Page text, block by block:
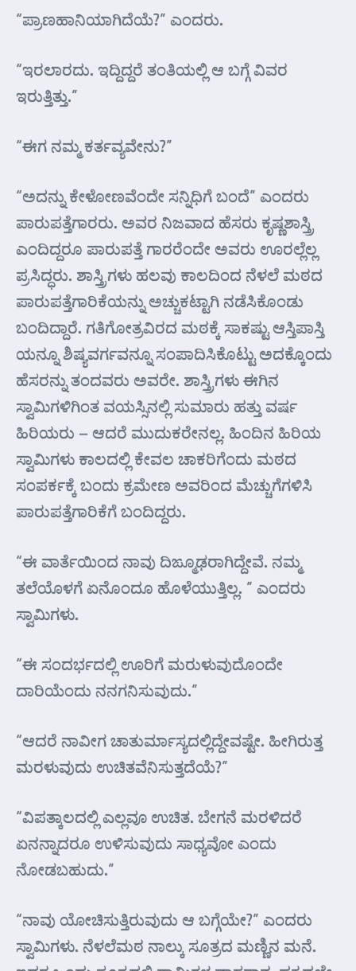
“ಪ್ರಾಣಹಾನಿಯಾಗಿದೆಯೆ?” ಎಂದರು.
“ಇರಲಾರದು. ಇದ್ದಿದ್ದರೆ ತಂತಿಯಲ್ಲಿ ಆ ಬಗ್ಗೆ ವಿವರ
ಇರುತ್ತಿತ್ತು.”
“ಈಗ ನಮ್ಮ ಕರ್ತವ್ಯವೇನು?”
“ಅದನ್ನು ಕೇಳೋಣವೆಂದೇ ಸನ್ನಿಧಿಗೆ ಬಂದೆ” ಎಂದರು
ಪಾರುಪತ್ತೆಗಾರರು. ಅವರ ನಿಜವಾದ ಹೆಸರು ಕೃಷ್ಣಶಾಸ್ತ್ರಿ
ಎಂದಿದ್ದರೂ ಪಾರುಪತ್ತೆ ಗಾರರೆಂದೇ ಅವರು ಊರಲ್ಲೆಲ್ಲ
ಪ್ರಸಿದ್ಧರು. ಶಾಸ್ತ್ರಿಗಳು ಹಲವು ಕಾಲದಿಂದ ನೆಳಲೆ ಮಠದ
ಪಾರುಪತ್ತೆಗಾರಿಕೆಯನ್ನು ಅಚ್ಚುಕಟ್ಟಾಗಿ ನಡೆಸಿಕೊಂಡು
ಬಂದಿದ್ದಾರೆ. ಗತಿಗೋತ್ರವಿರದ ಮಠಕ್ಕೆ ಸಾಕಷ್ಟು ಆಸ್ತಿಪಾಸ್ತಿ
ಯನ್ನೂ ಶಿಷ್ಯವರ್ಗವನ್ನೂ ಸಂಪಾದಿಸಿಕೊಟ್ಟು ಅದಕ್ಕೊಂದು
ಹೆಸರನ್ನು ತಂದವರು ಅವರೇ. ಶಾಸ್ತ್ರಿಗಳು ಈಗಿನ
ಸ್ವಾಮಿಗಳಿಗಿಂತ ವಯಸ್ಸಿನಲ್ಲಿ ಸುಮಾರು ಹತ್ತು ವರ್ಷ
ಹಿರಿಯರು – ಆದರೆ ಮುದುಕರೇನಲ್ಲ. ಹಿಂದಿನ ಹಿರಿಯ
ಸ್ವಾಮಿಗಳು ಕಾಲದಲ್ಲಿ ಕೇವಲ ಚಾಕರಿಗೆಂದು ಮಠದ
ಸಂಪರ್ಕಕ್ಕೆ ಬಂದು ಕ್ರಮೇಣ ಅವರಿಂದ ಮೆಚ್ಚುಗೆಗಳಿಸಿ
ಪಾರುಪತ್ತೆಗಾರಿಕೆಗೆ ಬಂದಿದ್ದರು.
“ಈ ವಾರ್ತೆಯಿಂದ ನಾವು ದಿಙ್ಮೂಢರಾಗಿದ್ದೇವೆ. ನಮ್ಮ
ತಲೆಯೊಳಗೆ ಏನೊಂದೂ ಹೊಳೆಯುತ್ತಿಲ್ಲ. ” ಎಂದರು
ಸ್ವಾಮಿಗಳು.
“ಈ ಸಂದರ್ಭದಲ್ಲಿ ಊರಿಗೆ ಮರುಳುವುದೊಂದೇ
ದಾರಿಯೆಂದು ನನಗನಿಸುವುದು.”
“ಆದರೆ ನಾವೀಗ ಚಾತುರ್ಮಾಸ್ಯದಲ್ಲಿದ್ದೇವಷ್ಟೇ. ಹೀಗಿರುತ್ತ
ಮರಳುವುದು ಉಚಿತವೆನಿಸುತ್ತದೆಯೆ?”
“ವಿಪತ್ಕಾಲದಲ್ಲಿ ಎಲ್ಲವೂ ಉಚಿತ. ಬೇಗನೆ ಮರಳಿದರೆ
ಏನನ್ನಾದರೂ ಉಳಿಸುವುದು ಸಾಧ್ಯವೋ ಎಂದು
ನೋಡಬಹುದು.”
“ನಾವು ಯೋಚಿಸುತ್ತಿರುವುದು ಆ ಬಗ್ಗೆಯೇ?” ಎಂದರು
ಸ್ವಾಮಿಗಳು. ನೆಳಲೆಮಠ ನಾಲ್ಕು ಸೂತ್ರದ ಮಣ್ಣಿನ ಮನೆ.